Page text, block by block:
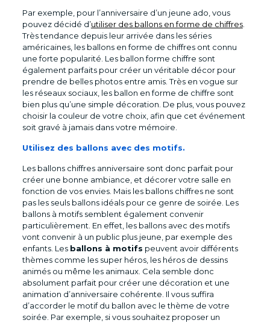
Par exemple, pour l’anniversaire d’un jeune ado, vous
pouvez décidé d’utiliser des ballons en forme de chiffres.
Très tendance depuis leur arrivée dans les séries
américaines, les ballons en forme de chiffres ont connu
une forte popularité. Les ballon forme chiffre sont
également parfaits pour créer un véritable décor pour
prendre de belles photos entre amis. Très en vogue sur
les réseaux sociaux, les ballon en forme de chiffre sont
bien plus qu’une simple décoration. De plus, vous pouvez
choisir la couleur de votre choix, afin que cet événement
soit gravé à jamais dans votre mémoire.
Utilisez des ballons avec des motifs.
Les ballons chiffres anniversaire sont donc parfait pour
créer une bonne ambiance, et décorer votre salle en
fonction de vos envies. Mais les ballons chiffres ne sont
pas les seuls ballons idéals pour ce genre de soirée. Les
ballons à motifs semblent également convenir
particulièrement. En effet, les ballons avec des motifs
vont convenir à un public plus jeune, par exemple des
enfants. Les ballons à motifs peuvent avoir différents
thèmes comme les super héros, les héros de dessins
animés ou même les animaux. Cela semble donc
absolument parfait pour créer une décoration et une
animation d’anniversaire cohérente. Il vous suffira
d’accorder le motif du ballon avec le thème de votre
soirée. Par exemple, si vous souhaitez proposer un